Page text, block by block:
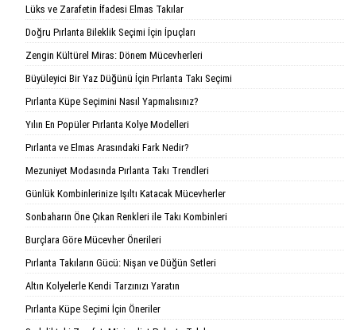
Lüks ve Zarafetin İfadesi Elmas Takılar
Doğru Pırlanta Bileklik Seçimi İçin İpuçları
Zengin Kültürel Miras: Dönem Mücevherleri
Büyüleyici Bir Yaz Düğünü İçin Pırlanta Takı Seçimi
Pırlanta Küpe Seçimini Nasıl Yapmalısınız?
Yılın En Popüler Pırlanta Kolye Modelleri
Pırlanta ve Elmas Arasındaki Fark Nedir?
Mezuniyet Modasında Pırlanta Takı Trendleri
Günlük Kombinlerinize Işıltı Katacak Mücevherler
Sonbaharın Öne Çıkan Renkleri ile Takı Kombinleri
Burçlara Göre Mücevher Önerileri
Pırlanta Takıların Gücü: Nişan ve Düğün Setleri
Altın Kolyelerle Kendi Tarzınızı Yaratın
Pırlanta Küpe Seçimi İçin Öneriler